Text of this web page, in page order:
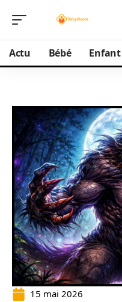
Actu Bébé Enfant
15 mai 2026